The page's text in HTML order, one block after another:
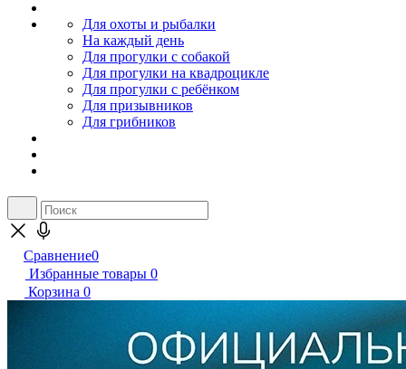
Для охоты и рыбалки
На каждый день
Для прогулки с собакой
Для прогулки на квадроцикле
Для прогулки с ребёнком
Для призывников
Для грибников
Сравнение0
Избранные товары 0
Корзина 0